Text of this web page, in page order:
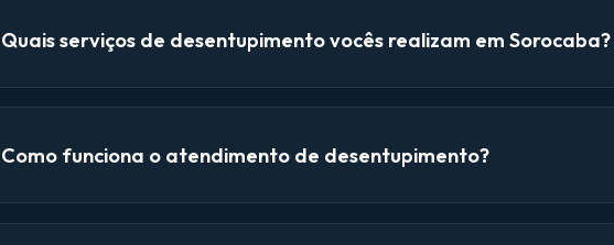
Quais serviços de desentupimento vocês realizam em Sorocaba?
Como funciona o atendimento de desentupimento?